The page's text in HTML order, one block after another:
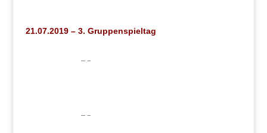
21.07.2019 – 3. Gruppenspieltag